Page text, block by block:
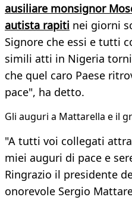
ausiliare monsignor
autista rapiti nei giorni
Signore che essi e tutti
simili atti in Nigeria
che quel caro Paese
pace", ha detto.
Gli auguri a Mattarella e il
"A tutti voi collegati
miei auguri di pace e
Ringrazio il presidente
onorevole Sergio